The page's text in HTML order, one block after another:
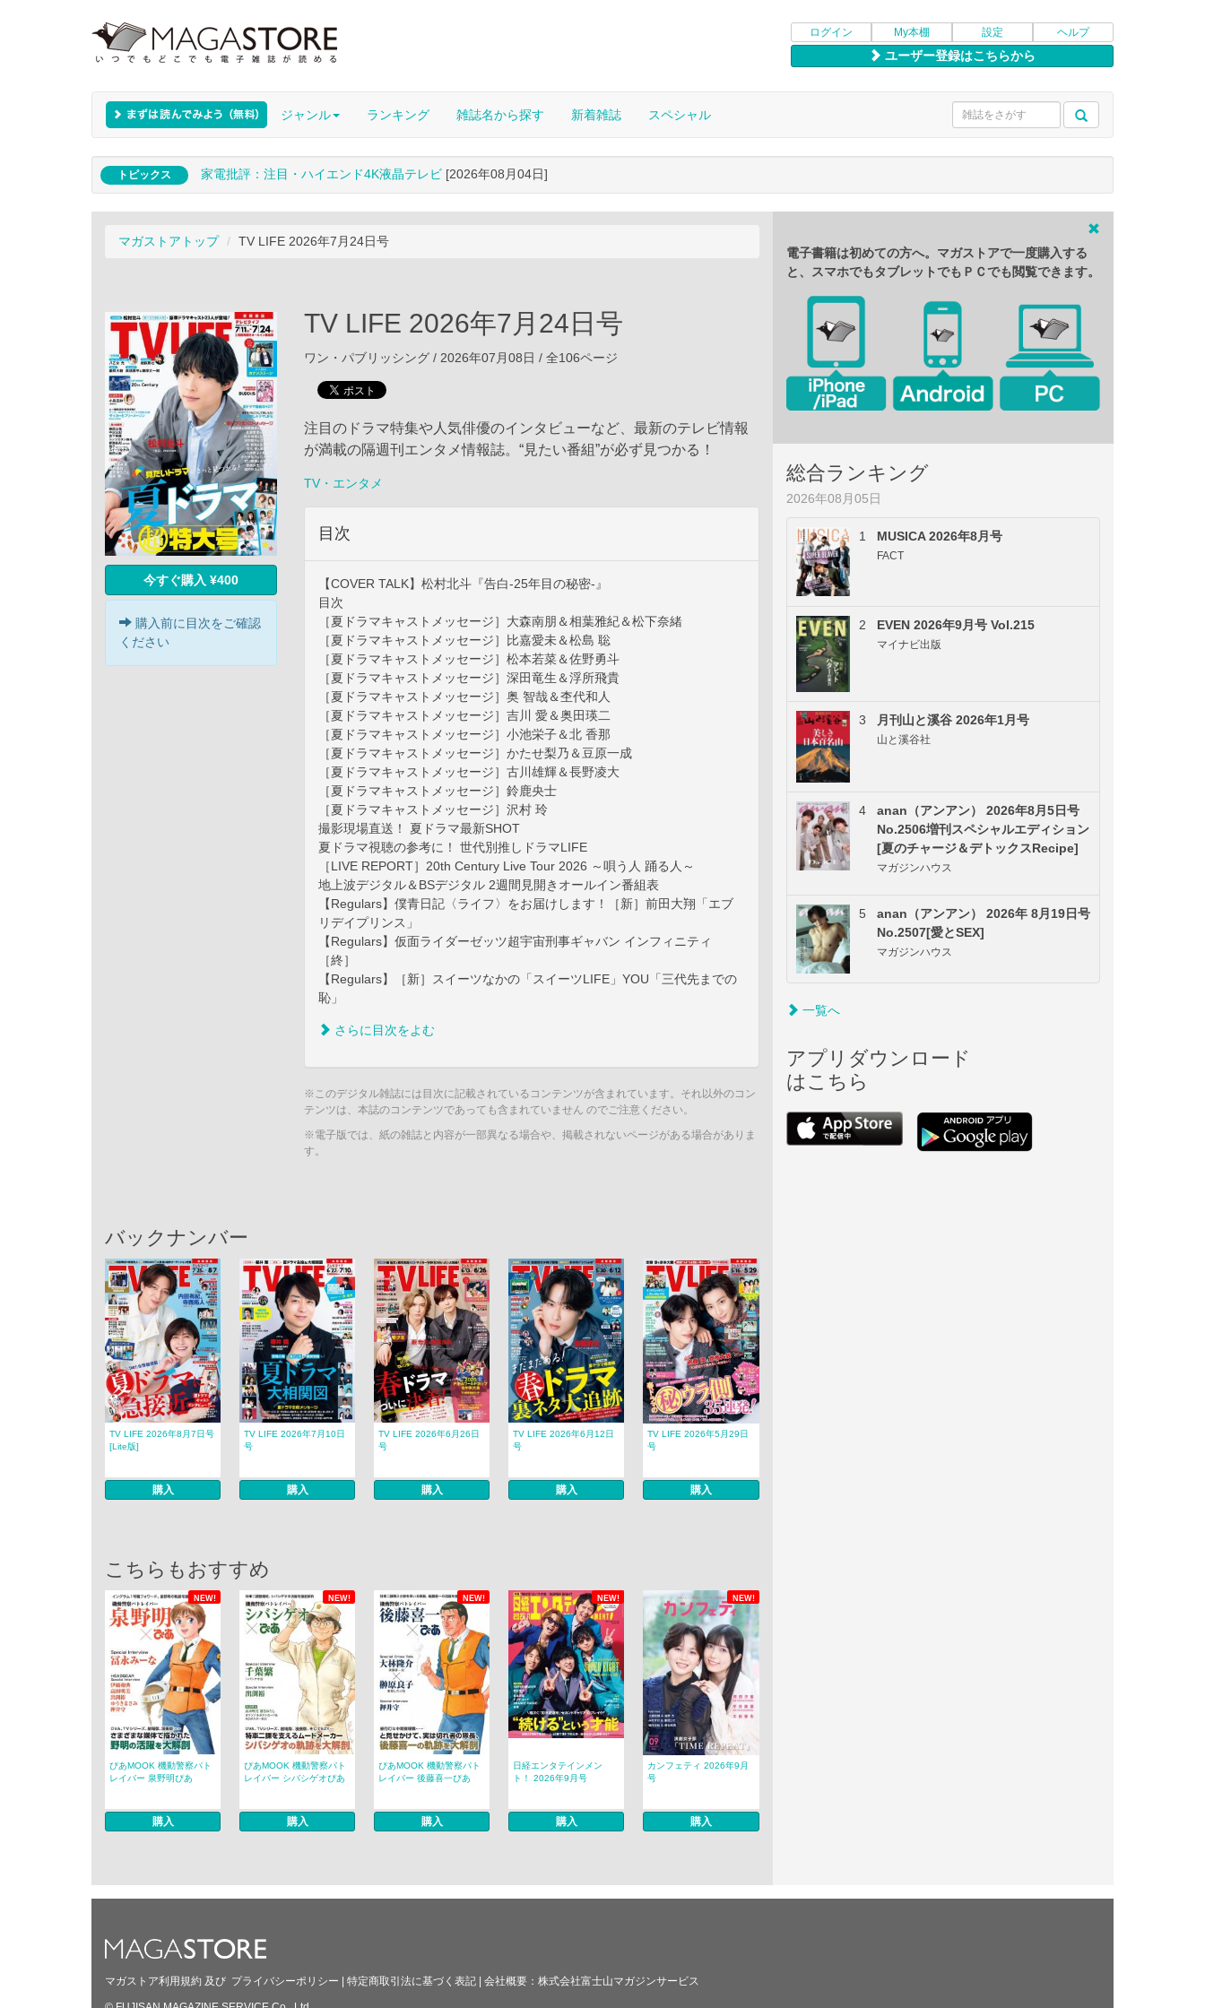
ログイン My本棚 設定 ヘルプ
ユーザー登録はこちらから
ジャンル ランキング 雑誌名から探す 新着雑誌 スペシャル
トピックス 家電批評：注目・ハイエンド4K液晶テレビ [2026年08月04日]
マガストアトップ TV LIFE 2026年7月24日号
今すぐ購入 ¥400
購入前に目次をご確認
ください
TV LIFE 2026年7月24日号
ワン・パブリッシング / 2026年07月08日 / 全106ページ
注目のドラマ特集や人気俳優のインタビューなど、最新のテレビ情報
が満載の隔週刊エンタメ情報誌。“見たい番組”が必ず見つかる！
TV・エンタメ
目次
【COVER TALK】松村北斗『告白‐25年目の秘密‐』
目次
［夏ドラマキャストメッセージ］大森南朋＆相葉雅紀＆松下奈緒
［夏ドラマキャストメッセージ］比嘉愛未＆松島 聡
［夏ドラマキャストメッセージ］松本若菜＆佐野勇斗
［夏ドラマキャストメッセージ］深田竜生＆浮所飛貴
［夏ドラマキャストメッセージ］奥 智哉＆杢代和人
［夏ドラマキャストメッセージ］吉川 愛＆奥田瑛二
［夏ドラマキャストメッセージ］小池栄子＆北 香那
［夏ドラマキャストメッセージ］かたせ梨乃＆豆原一成
［夏ドラマキャストメッセージ］古川雄輝＆長野凌大
［夏ドラマキャストメッセージ］鈴鹿央士
［夏ドラマキャストメッセージ］沢村 玲
撮影現場直送！ 夏ドラマ最新SHOT
夏ドラマ視聴の参考に！ 世代別推しドラマLIFE
［LIVE REPORT］20th Century Live Tour 2026 ～唄う人 踊る人～
地上波デジタル＆BSデジタル 2週間見開きオールイン番組表
【Regulars】僕青日記〈ライフ〉をお届けします！［新］前田大翔「エブ
リデイプリンス」
【Regulars】仮面ライダーゼッツ超宇宙刑事ギャバン インフィニティ
［終］
【Regulars】［新］スイーツなかの「スイーツLIFE」YOU「三代先までの
恥」
さらに目次をよむ
※このデジタル雑誌には目次に記載されているコンテンツが含まれています。それ以外のコン
テンツは、本誌のコンテンツであっても含まれていません のでご注意ください。
※電子版では、紙の雑誌と内容が一部異なる場合や、掲載されないページがある場合がありま
す。
バックナンバー
TV LIFE 2026年8月7日号
[Lite版]
購入
TV LIFE 2026年7月10日
号
購入
TV LIFE 2026年6月26日
号
購入
TV LIFE 2026年6月12日
号
購入
TV LIFE 2026年5月29日
号
購入
こちらもおすすめ
NEW! NEW! NEW! NEW! NEW!
ぴあMOOK 機動警察パト
レイバー 泉野明ぴあ
購入
ぴあMOOK 機動警察パト
レイバー シバシゲオぴあ
購入
ぴあMOOK 機動警察パト
レイバー 後藤喜一ぴあ
購入
日経エンタテインメン
ト！ 2026年9月号
購入
カンフェティ 2026年9月
号
購入
電子書籍は初めての方へ。マガストアで一度購入する
と、スマホでもタブレットでもＰＣでも閲覧できます。
総合ランキング
2026年08月05日
1 MUSICA 2026年8月号
FACT
2 EVEN 2026年9月号 Vol.215
マイナビ出版
3 月刊山と溪谷 2026年1月号
山と溪谷社
4
anan（アンアン） 2026年8月5日号
No.2506増刊スペシャルエディション
[夏のチャージ＆デトックスRecipe]
マガジンハウス
5
anan（アンアン） 2026年 8月19日号
No.2507[愛とSEX]
マガジンハウス
一覧へ
アプリダウンロード
はこちら
マガストア利用規約 及び プライバシーポリシー 特定商取引法に基づく表記 会社概要： 株式会社富士山マガジンサービス